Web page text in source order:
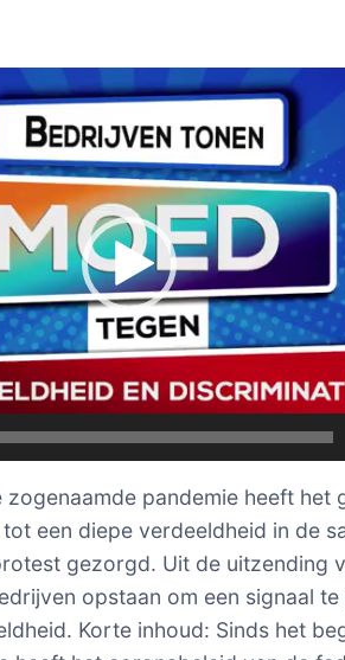
zogenaamde pandemie heeft het
een diepe verdeeldheid in de
gezorgd. Uit de uitzending
opstaan om een signaal te
Korte inhoud: Sinds het